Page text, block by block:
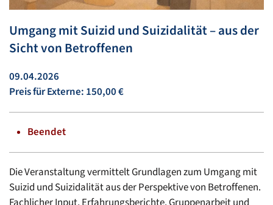
Umgang mit Suizid und Suizidalität – aus der
Sicht von Betroffenen
09.04.2026
Preis für Externe: 150,00 €
Beendet
Die Veranstaltung vermittelt Grundlagen zum Umgang mit
Suizid und Suizidalität aus der Perspektive von Betroffenen.